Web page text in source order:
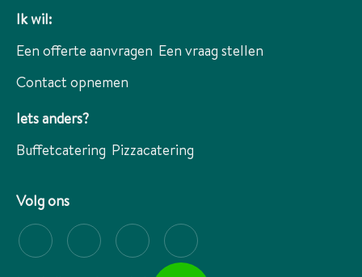
Ik wil:
Een offerte aanvragen Een vraag stellen
Contact opnemen
Iets anders?
Buffetcatering Pizzacatering
Volg ons